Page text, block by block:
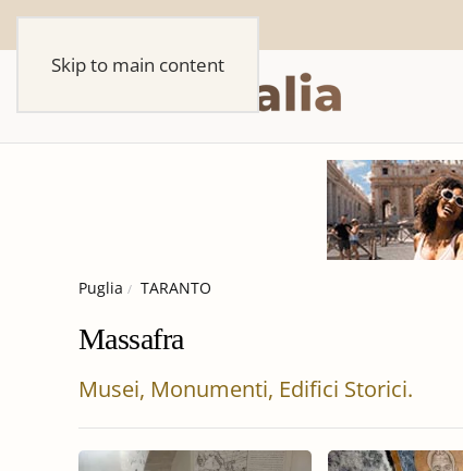
Skip to main content
Puglia TARANTO
Massafra
Musei, Monumenti, Edifici Storici.